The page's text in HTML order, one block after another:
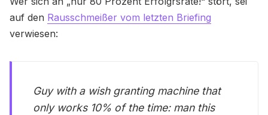
auf den Rausschmeißer vom letzten Briefing
verwiesen:
Guy with a wish granting machine that
only works 10% of the time: man this